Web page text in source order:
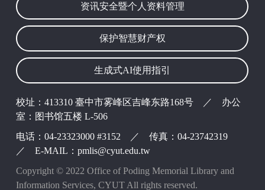
资讯安全暨个人资料管理
保护智慧财产权
生成式AI使用指引
校址：413310 臺中市雾峰区吉峰东路168号 ／ 办公
室：图书馆五楼 L-506
电话：04-23323000 #3152 ／ 传真：04-23742319
／ E-MAIL：pmlis@cyut.edu.tw
Copyright © 2022 Office of Poding Memorial Library and
Information Services, CYUT All rights reserved.